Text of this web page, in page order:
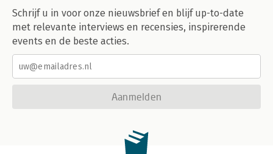
Schrijf u in voor onze nieuwsbrief en blijf up-to-date
met relevante interviews en recensies, inspirerende
events en de beste acties.
Aanmelden